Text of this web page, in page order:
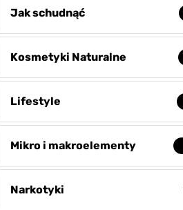
Jak schudnąć
Kosmetyki Naturalne
Lifestyle
Mikro i makroelementy
Narkotyki